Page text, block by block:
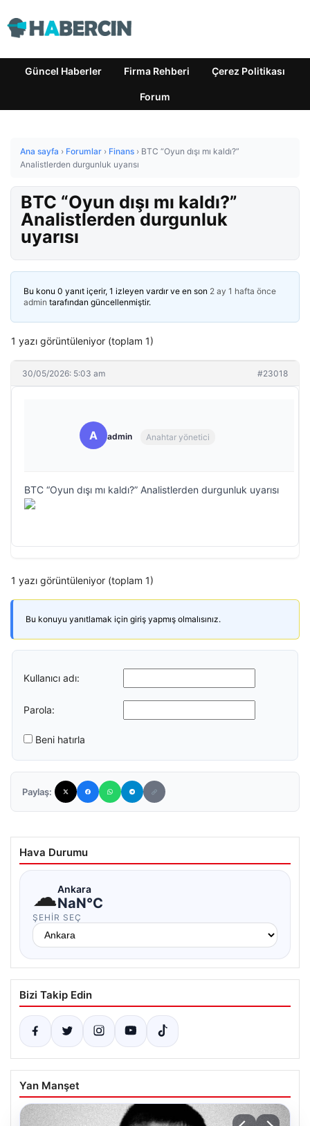
Güncel Haberler Firma Rehberi Çerez Politikası
Forum
Ana sayfa › Forumlar › Finans › BTC “Oyun dışı mı kaldı?”
Analistlerden durgunluk uyarısı
BTC “Oyun dışı mı kaldı?”
Analistlerden durgunluk
uyarısı
Bu konu 0 yanıt içerir, 1 izleyen vardır ve en son 2 ay 1 hafta önce
admin tarafından güncellenmiştir.
1 yazı görüntüleniyor (toplam 1)
30/05/2026: 5:03 am #23018
A admin Anahtar yönetici
BTC “Oyun dışı mı kaldı?” Analistlerden durgunluk uyarısı
1 yazı görüntüleniyor (toplam 1)
Bu konuyu yanıtlamak için giriş yapmış olmalısınız.
Kullanıcı adı:
Parola:
Beni hatırla
Paylaş:
Hava Durumu
☁Ankara
NaN°C
ŞEHIR SEÇ
Bizi Takip Edin
Yan Manşet